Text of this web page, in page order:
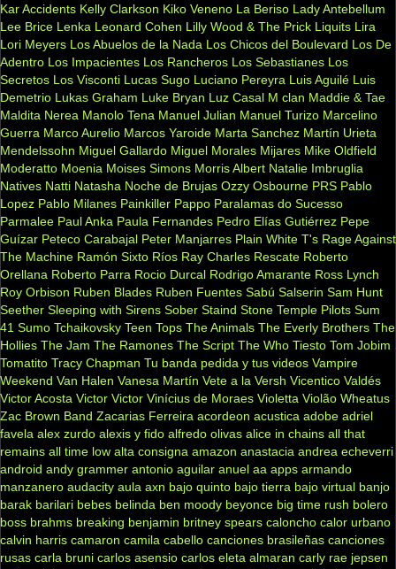
Kar Accidents Kelly Clarkson Kiko Veneno La Beriso Lady Antebellum
Lee Brice Lenka Leonard Cohen Lilly Wood & The Prick Liquits Lira
Lori Meyers Los Abuelos de la Nada Los Chicos del Boulevard Los De
Adentro Los Impacientes Los Rancheros Los Sebastianes Los
Secretos Los Visconti Lucas Sugo Luciano Pereyra Luis Aguilé Luis
Demetrio Lukas Graham Luke Bryan Luz Casal M clan Maddie & Tae
Maldita Nerea Manolo Tena Manuel Julian Manuel Turizo Marcelino
Guerra Marco Aurelio Marcos Yaroide Marta Sanchez Martín Urieta
Mendelssohn Miguel Gallardo Miguel Morales Mijares Mike Oldfield
Moderatto Moenia Moises Simons Morris Albert Natalie Imbruglia
Natives Natti Natasha Noche de Brujas Ozzy Osbourne PRS Pablo
Lopez Pablo Milanes Painkiller Pappo Paralamas do Sucesso
Parmalee Paul Anka Paula Fernandes Pedro Elías Gutiérrez Pepe
Guízar Peteco Carabajal Peter Manjarres Plain White T's Rage Against
The Machine Ramón Sixto Ríos Ray Charles Rescate Roberto
Orellana Roberto Parra Rocio Durcal Rodrigo Amarante Ross Lynch
Roy Orbison Ruben Blades Ruben Fuentes Sabú Salserin Sam Hunt
Seether Sleeping with Sirens Sober Staind Stone Temple Pilots Sum
41 Sumo Tchaikovsky Teen Tops The Animals The Everly Brothers The
Hollies The Jam The Ramones The Script The Who Tiesto Tom Jobim
Tomatito Tracy Chapman Tu banda pedida y tus videos Vampire
Weekend Van Halen Vanesa Martín Vete a la Versh Vicentico Valdés
Victor Acosta Victor Victor Vinícius de Moraes Violetta Violão Wheatus
Zac Brown Band Zacarias Ferreira acordeon acustica adobe adriel
favela alex zurdo alexis y fido alfredo olivas alice in chains all that
remains all time low alta consigna amazon anastacia andrea echeverri
android andy grammer antonio aguilar anuel aa apps armando
manzanero audacity aula axn bajo quinto bajo tierra bajo virtual banjo
barak barilari bebes belinda ben moody beyonce big time rush bolero
boss brahms breaking benjamin britney spears caloncho calor urbano
calvin harris camaron camila cabello canciones brasileñas canciones
rusas carla bruni carlos asensio carlos eleta almaran carly rae jepsen